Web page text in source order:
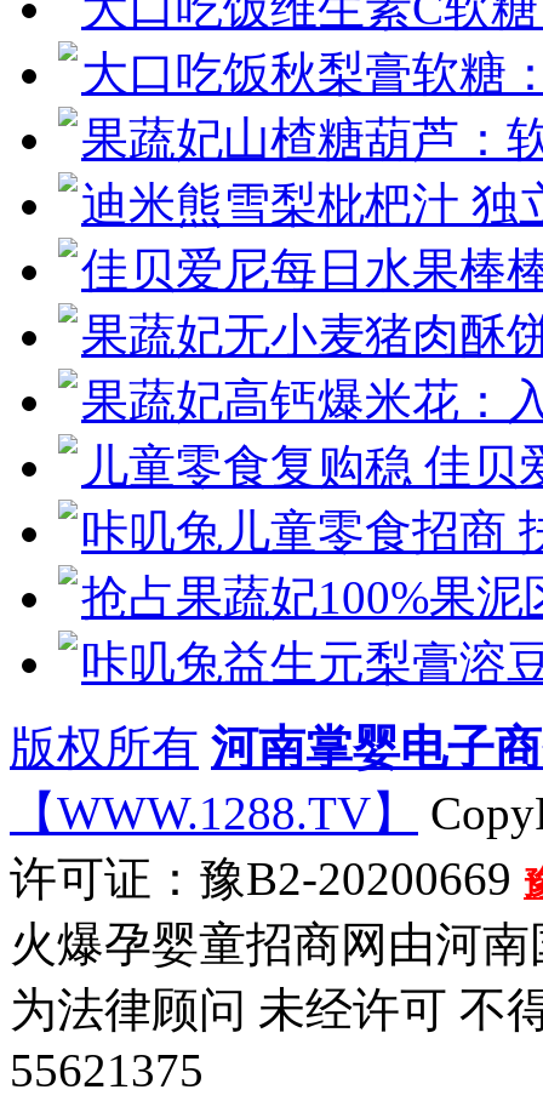
大口吃饭秋梨膏软糖
果蔬妃山楂糖葫芦：
迪米熊雪梨枇杷汁 独
佳贝爱尼每日水果棒
果蔬妃无小麦猪肉酥
果蔬妃高钙爆米花：
儿童零食复购稳 佳贝
咔叽兔儿童零食招商
抢占果蔬妃100%果泥
咔叽兔益生元梨膏溶
版权所有 河南掌婴电子
【WWW.1288.TV】
许可证：豫B2-20200669
火爆孕婴童招商网由河
为法律顾问 未经许可 不
55621375